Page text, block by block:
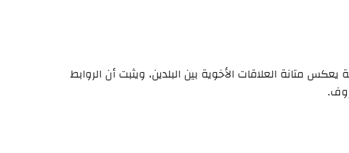
يعكس متانة العلاقات الأخوية بين البلدين، ويثبت أن الروابط